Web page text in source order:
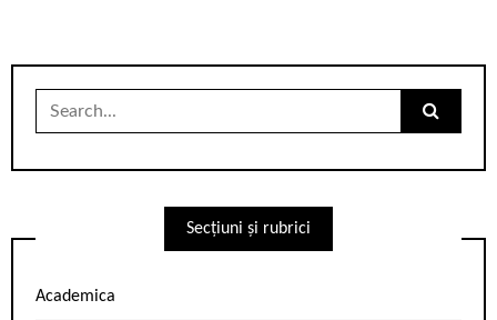
Search
Secțiuni și rubrici
Academica